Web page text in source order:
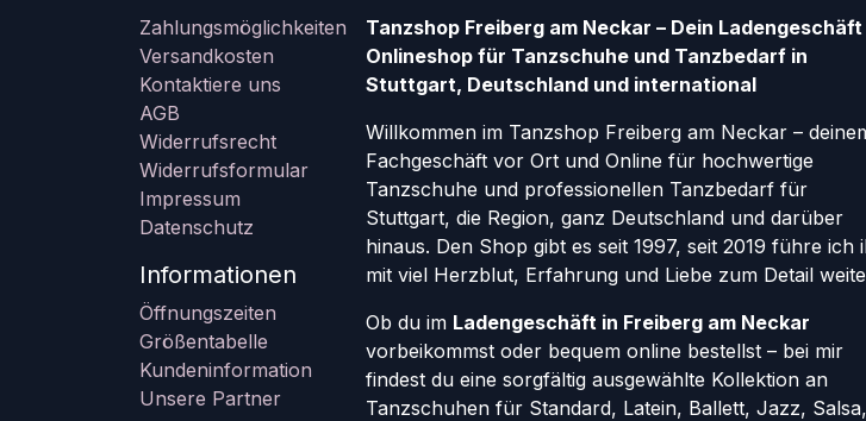
Zahlungsmöglichkeiten
Versandkosten
Kontaktiere uns
AGB
Widerrufsrecht
Widerrufsformular
Impressum
Datenschutz
Informationen
Öffnungszeiten
Größentabelle
Kundeninformation
Unsere Partner
Tanzshop Freiberg am Neckar – Dein Ladengeschäft
Onlineshop für Tanzschuhe und Tanzbedarf in
Stuttgart, Deutschland und international
Willkommen im Tanzshop Freiberg am Neckar –
Fachgeschäft vor Ort und Online für hochwertige
Tanzschuhe und professionellen Tanzbedarf für
Stuttgart, die Region, ganz Deutschland und darüber
hinaus. Den Shop gibt es seit 1997, seit 2019 führe ich
mit viel Herzblut, Erfahrung und Liebe zum Detail
Ob du im Ladengeschäft in Freiberg am Neckar
vorbeikommst oder bequem online bestellst – bei mir
findest du eine sorgfältig ausgewählte Kollektion an
Tanzschuhen für Standard, Latein, Ballett, Jazz, Salsa,